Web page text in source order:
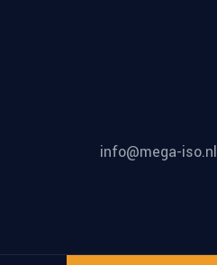
info@mega-iso.nl